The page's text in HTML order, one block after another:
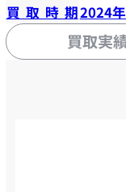
買取時期2024
買取実